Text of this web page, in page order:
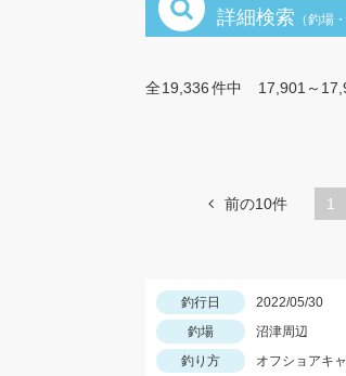
詳細検索 （釣場
全19,336件中 17,901～
前の10件 1
釣行日 2022/05/30
釣場
沼津周辺
釣り方
オフショアキ